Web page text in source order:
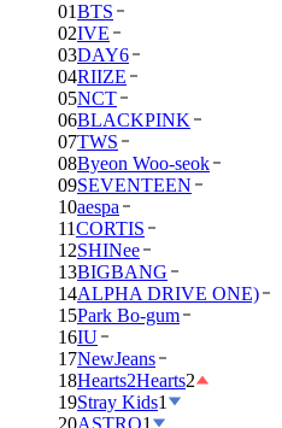
01BTS
02IVE
03DAY6
04RIIZE
05NCT
06BLACKPINK
07TWS
08Byeon Woo-seok
09SEVENTEEN
10aespa
11CORTIS
12SHINee
13BIGBANG
14ALPHA DRIVE ONE)
15Park Bo-gum
16IU
17NewJeans
18Hearts2Hearts2
19Stray Kids1
20ASTRO1